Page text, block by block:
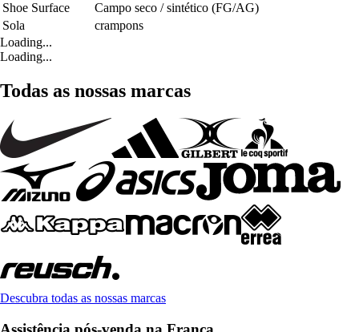
Shoe Surface
Campo seco / sintético (FG/AG)
Sola
crampons
Loading...
Loading...
Todas as nossas marcas
Descubra todas as nossas marcas